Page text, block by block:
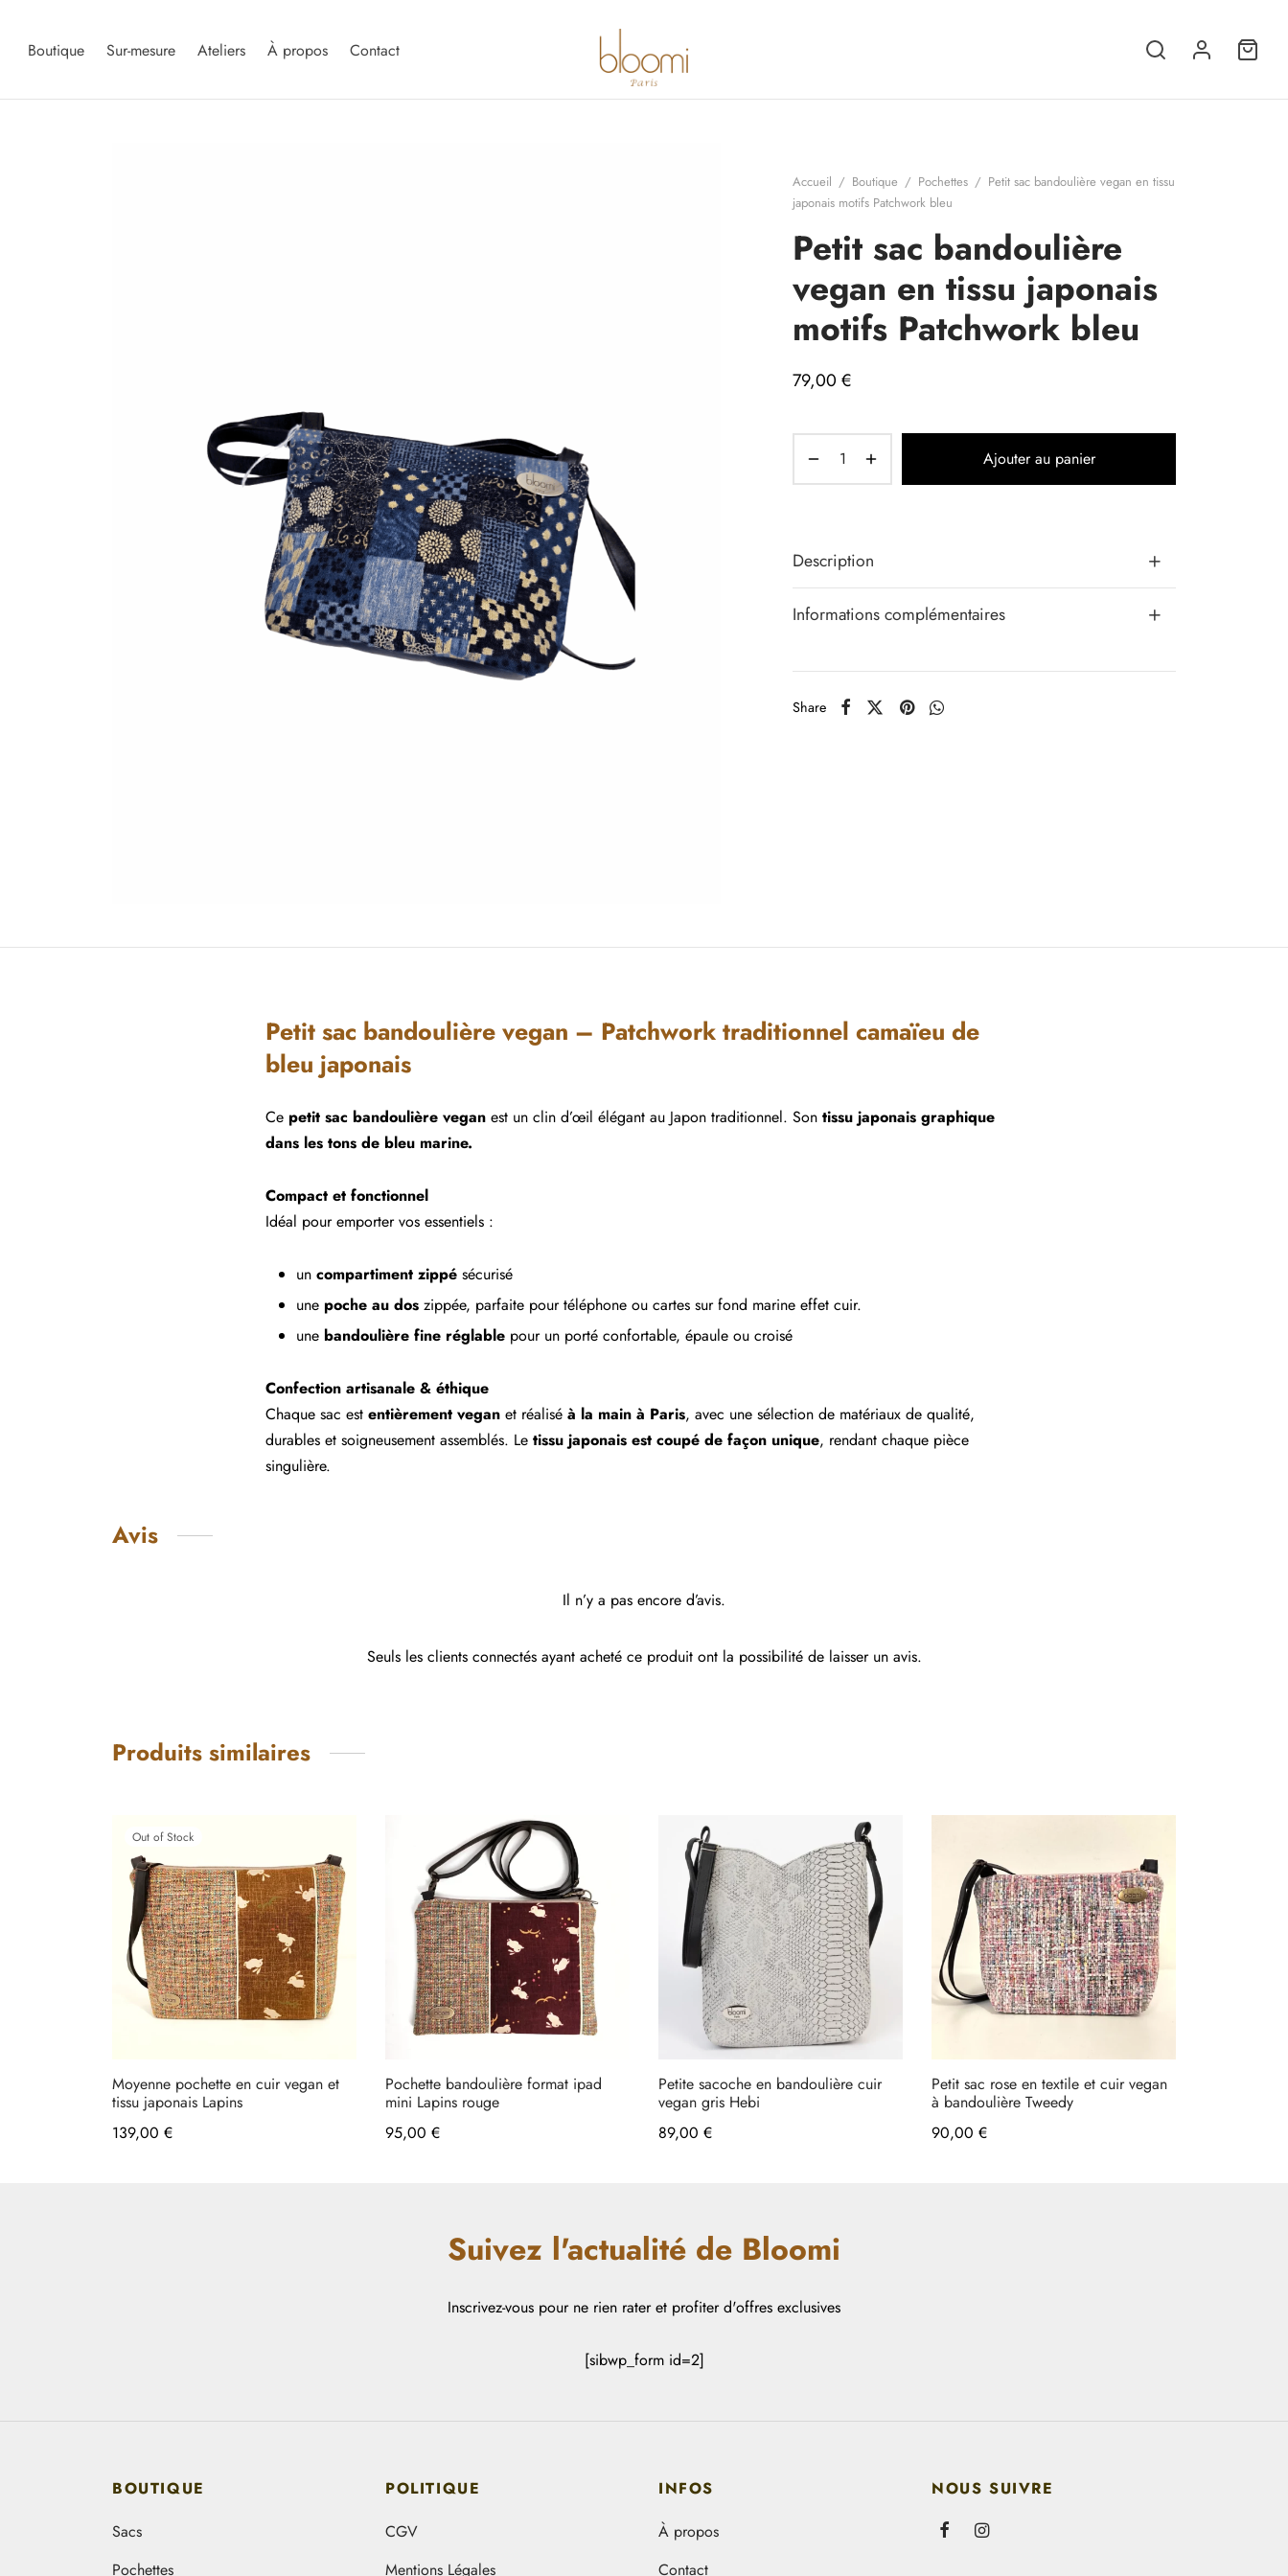
Boutique Sur-mesure Ateliers À propos Contact
Accueil / Boutique / Pochettes / Petit sac bandoulière vegan en tissu
japonais motifs Patchwork bleu
Petit sac bandoulière
vegan en tissu japonais
motifs Patchwork bleu
79,00 €
Ajouter au panier
Description
Informations complémentaires
Share
Petit sac bandoulière vegan – Patchwork traditionnel camaïeu de
bleu japonais
Ce petit sac bandoulière vegan est un clin d’œil élégant au Japon traditionnel. Son tissu japonais graphique
dans les tons de bleu marine.
Compact et fonctionnel
Idéal pour emporter vos essentiels :
un compartiment zippésécurisé
une poche au doszippée, parfaite pour téléphone ou cartes sur fond marine effet cuir.
une bandoulière fine réglablepour un porté confortable, épaule ou croisé
Confection artisanale & éthique
Chaque sac est entièrement vegan et réalisé à la main à Paris, avec une sélection de matériaux de qualité,
durables et soigneusement assemblés. Le tissu japonais est coupé de façon unique, rendant chaque pièce
singulière.
Avis
Il n’y a pas encore d’avis.
Seuls les clients connectés ayant acheté ce produit ont la possibilité de laisser un avis.
Produits similaires
Out of Stock
Moyenne pochette en cuir vegan et
tissu japonais Lapins
139,00 €
Pochette bandoulière format ipad
mini Lapins rouge
95,00 €
Petite sacoche en bandoulière cuir
vegan gris Hebi
89,00 €
Petit sac rose en textile et cuir vegan
à bandoulière Tweedy
90,00 €
Suivez l'actualité de Bloomi
Inscrivez-vous pour ne rien rater et profiter d'offres exclusives
[sibwp_form id=2]
BOUTIQUE
Sacs
Pochettes
POLITIQUE
CGV
Mentions Légales
INFOS
À propos
Contact
NOUS SUIVRE